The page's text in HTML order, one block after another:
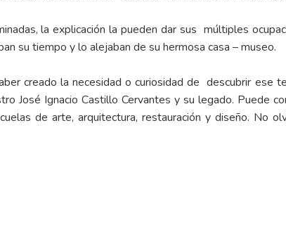
la explicación la pueden dar sus múltiples
su tiempo y lo alejaban de su hermosa casa – museo.
creado la necesidad o curiosidad de descubrir ese
José Ignacio Castillo Cervantes y su legado. Puede
de arte, arquitectura, restauración y diseño. No